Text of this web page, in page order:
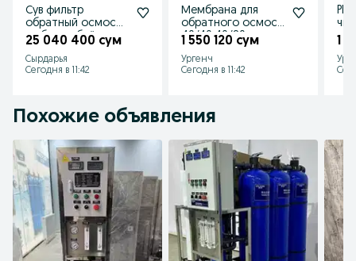
Сув фильтр
обратный осмос
любого объёма
оригинал йигма
эмас
25 040 400 сум
Сырдарья
Сегодня в 11:42
Мембрана для
обратного осмоса
40/40:40/80 энг
арзон нархда
факат бизда
1 550 120 сум
Ургенч
Сегодня в 11:42
1
Похожие объявления